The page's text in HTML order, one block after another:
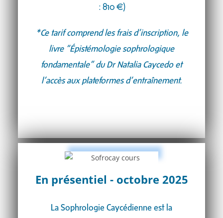
: 810 €)
*Ce tarif comprend les frais d’inscription, le
livre “Épistémologie sophrologique
fondamentale” du Dr Natalia Caycedo et
l’accès aux plateformes d’entraînement.
En présentiel - octobre 2025
La Sophrologie Caycédienne est la